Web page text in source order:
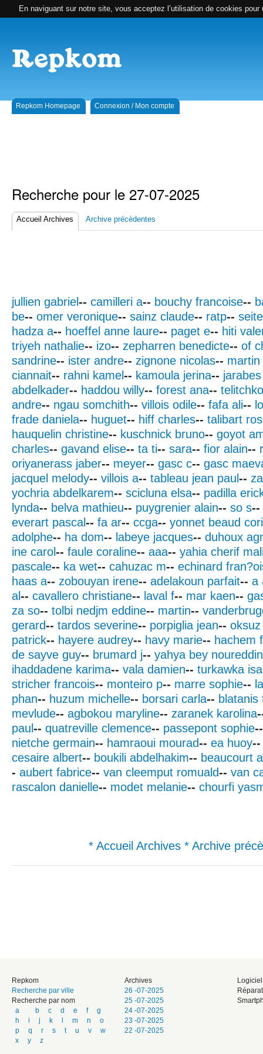
En naviguant sur notre site, vous acceptez l’utilisation de cookies
Repkom Homepage Connexion / Mon compte
Recherche pour le 27-07-2025
Accueil Archives Archive précèdentes
jullien gabriel-- camilleri a-- bouchy francoise--
be-- omer veronique-- sainz claude-- ratp--
hadza a-- hoeffel anne laure-- paget e-- hiti
triyeh nathalie-- izo-- zepharren benedicte-- of
sandrine-- ister andre-- zignone nicolas-- martin
ciannait-- rahni kamel-- kamoula jerina--
abdelkader-- haddou willy-- forest ana--
andre-- ngau somchith-- villois odile-- fafa ali--
frade daniela-- huguet-- hiff charles-- talibart
hauquelin christine-- kuschnick bruno-- goyot
charles-- gavand elise-- ta ti-- sara-- fior alain--
oriyanerass jaber-- meyer-- gasc c-- gasc
jacquel melody-- villois a-- tableau jean paul --
yochria abdelkarem-- scicluna elsa-- padilla
lynda-- belva mathieu-- puygrenier alain-- so s--
everart pascal-- fa ar-- ccga-- yonnet beaud
adolphe-- ha dom-- labeye jacques-- duhoux
ine carol-- faule coraline-- aaa-- yahia cherif
pascale-- ka wet-- cahuzac m-- echinard
haas a-- zobouyan irene-- adelakoun parfait-- a
al-- cavallero christiane-- laval f-- mar kaen--
za so-- tolbi nedjm eddine-- martin--
gerard-- tardos severine-- porpiglia jean--
patrick-- hayere audrey-- havy marie-- hachem
de sayve guy-- brumard j-- yahya bey
ihaddadene karima-- vala damien-- turkawka
stricher francois-- monteiro p-- marre sophie--
phan-- huzum michelle-- borsari carla-- blatanis
mevlude-- agbokou maryline-- zaranek karolina
paul -- quatreville clemence-- passepont sophie--
nietche germain-- hamraoui mourad-- ea huoy--
cesaire albert-- boukili abdelhakim-- beaucourt
- aubert fabrice-- van cleemput romuald-- van
rascalon danielle-- modet melanie-- chourfi
* Accueil Archives * Archive
Repkom
Recherche par ville
Recherche par nom
a
b c d e f
g
h
i j k m n
o
p
q r s t u v
w
x
y z
Archives
26 -07-2025
25 -07-2025
24 -07-2025
23 -07-2025
22 -07-2025